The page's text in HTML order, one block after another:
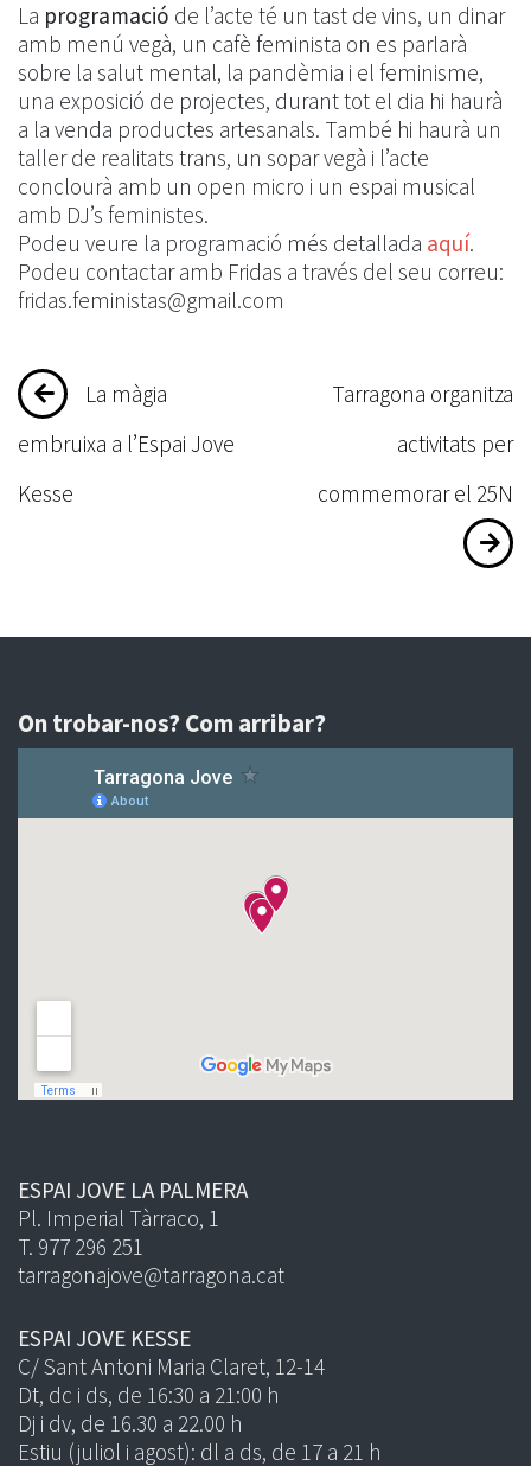
La programació de l’acte té un tast de vins, un dinar
amb menú vegà, un cafè feminista on es parlarà
sobre la salut mental, la pandèmia i el feminisme,
una exposició de projectes, durant tot el dia hi haurà
a la venda productes artesanals. També hi haurà un
taller de realitats trans, un sopar vegà i l’acte
conclourà amb un open micro i un espai musical
amb DJ’s feministes.
Podeu veure la programació més detallada aquí.
Podeu contactar amb Fridas a través del seu correu:
fridas.feministas@gmail.com
Navegació
d'entrades
La màgia
embruixa a l’Espai Jove
Kesse
Tarragona organitza
activitats per
commemorar el 25N
On trobar-nos? Com arribar?
ESPAI JOVE LA PALMERA
Pl. Imperial Tàrraco, 1
T. 977 296 251
tarragonajove@tarragona.cat
ESPAI JOVE KESSE
C/ Sant Antoni Maria Claret, 12-14
Dt, dc i ds, de 16:30 a 21:00 h
Dj i dv, de 16.30 a 22.00 h
Estiu (juliol i agost): dl a ds, de 17 a 21 h